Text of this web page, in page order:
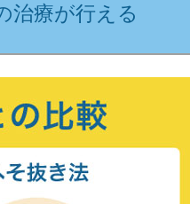
治療が行える